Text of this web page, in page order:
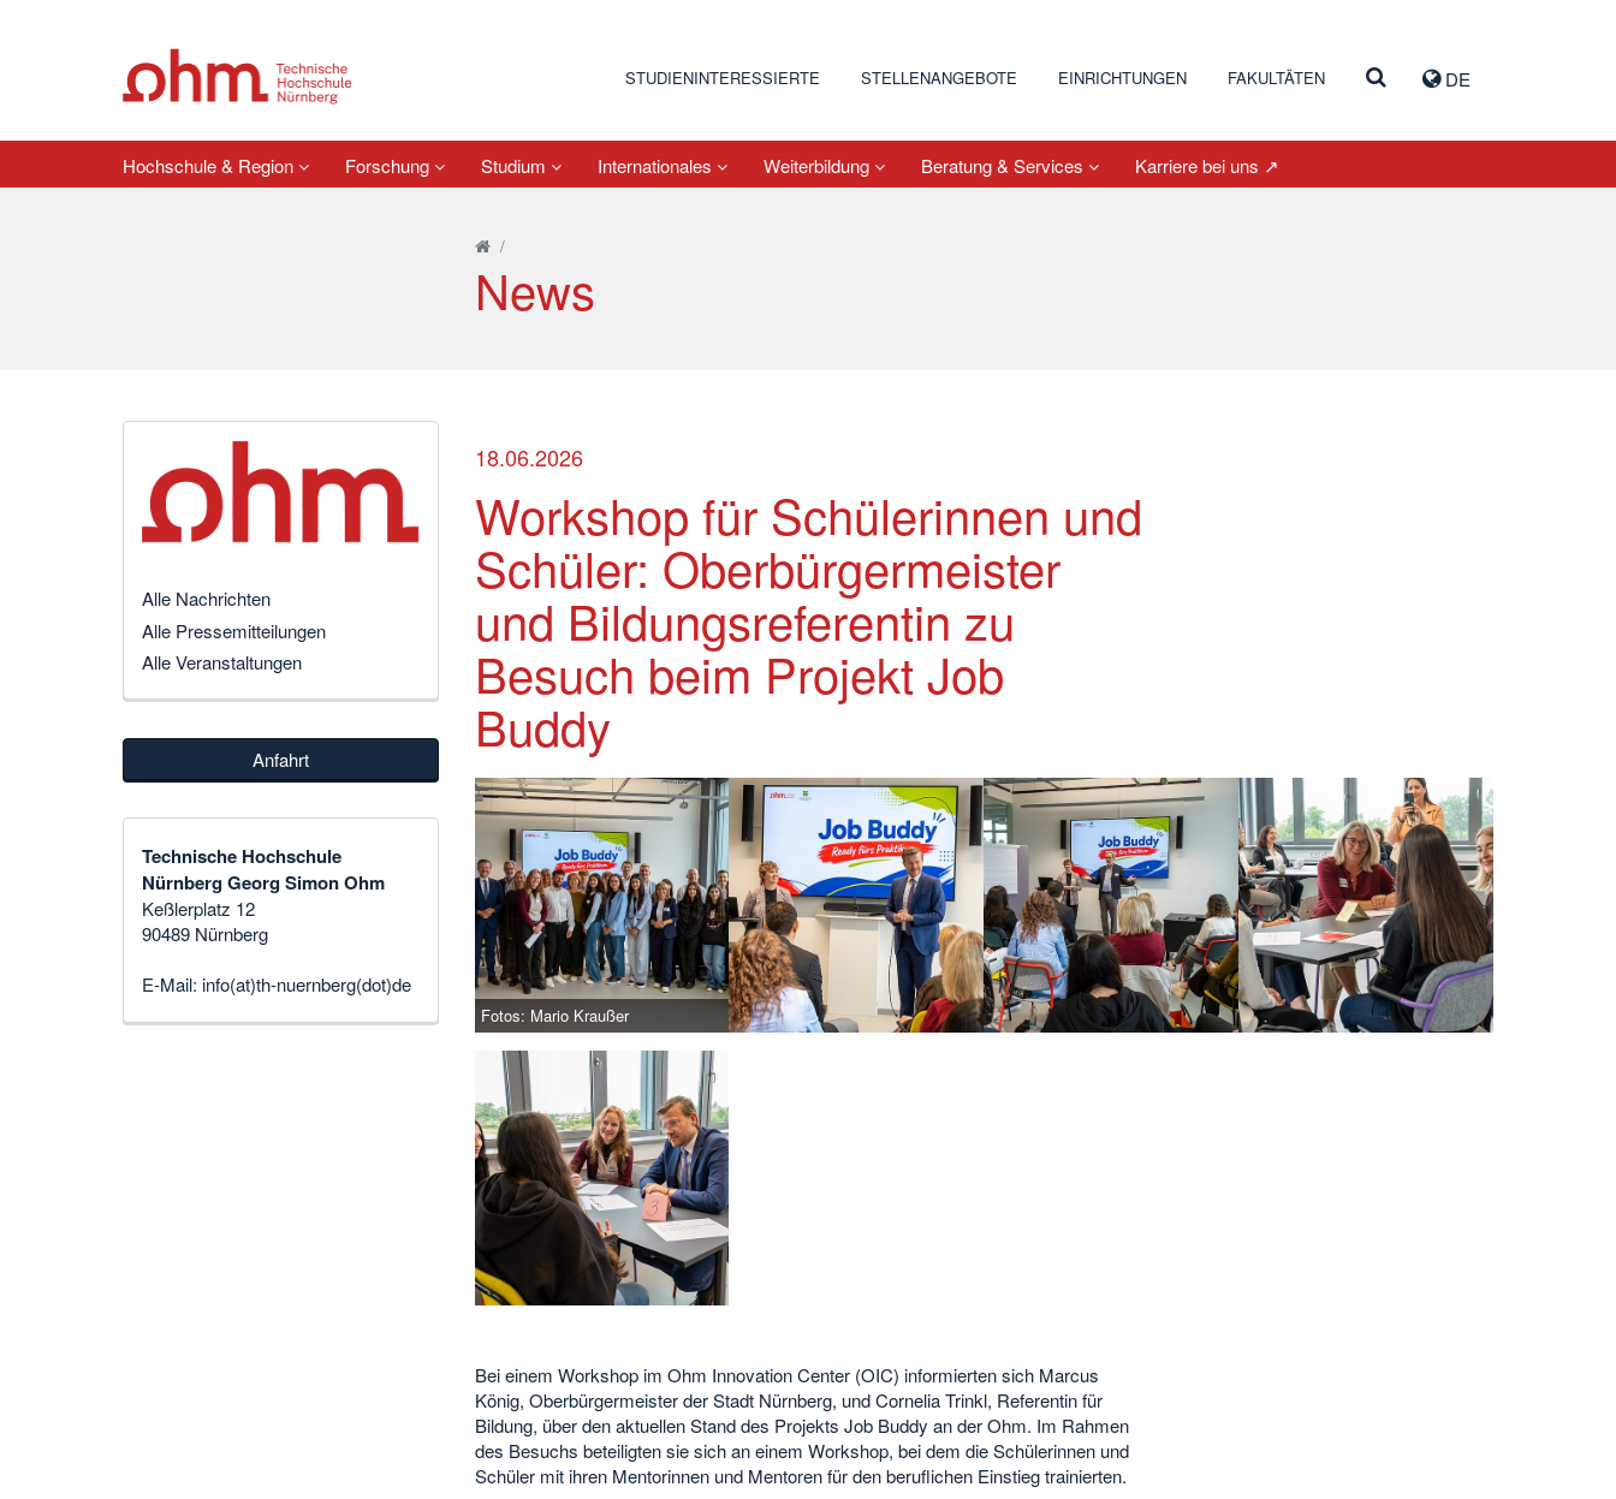
DE
STUDIENINTERESSIERTE STELLENANGEBOTE EINRICHTUNGEN FAKULTÄTEN
Hochschule & Region Forschung Studium Internationales Weiterbildung Beratung & Services Karriere bei uns ↗
/
News
18.06.2026
Workshop für Schülerinnen und
Schüler: Oberbürgermeister
und Bildungsreferentin zu
Besuch beim Projekt Job
Buddy
Fotos: Mario Kraußer
Bei einem Workshop im Ohm Innovation Center (OIC) informierten sich Marcus
König, Oberbürgermeister der Stadt Nürnberg, und Cornelia Trinkl, Referentin für
Bildung, über den aktuellen Stand des Projekts Job Buddy an der Ohm. Im Rahmen
des Besuchs beteiligten sie sich an einem Workshop, bei dem die Schülerinnen und
Schüler mit ihren Mentorinnen und Mentoren für den beruflichen Einstieg trainierten.
Alle Nachrichten
Alle Pressemitteilungen
Alle Veranstaltungen
Anfahrt
Technische Hochschule
Nürnberg Georg Simon Ohm
Keßlerplatz 12
90489 Nürnberg
E-Mail: info(at)th-nuernberg(dot)de